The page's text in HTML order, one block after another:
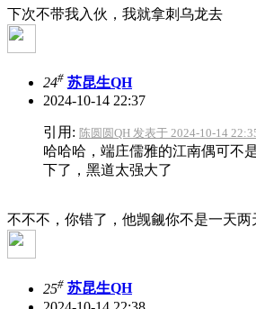
下次不带我入伙，我就拿刺乌龙去
24# 苏昆生QH
2024-10-14 22:37
引用: 陈圆圆QH 发表于 2024-10-14
哈哈哈，端庄儒雅的江南偶可不
下了，黑道太强大了
不不不，你错了，他觊觎你不是一天两
25# 苏昆生QH